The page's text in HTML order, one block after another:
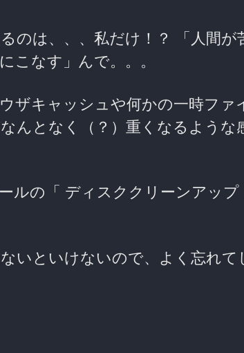
のは、、、私だけ！？ 「人間が
こなす」んで。。。
ザキャッシュや何かの一時ファ
んとなく（？）重くなるような
ルの「 ディスククリーンアップ
いといけないので、よく忘れて